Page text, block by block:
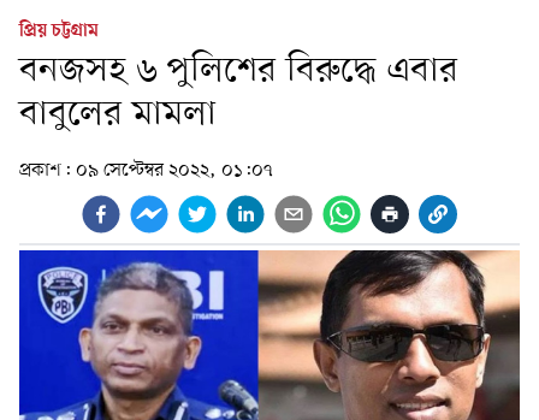
প্রিয় চট্টগ্রাম
বনজসহ ৬ পুলিশের বিরুদ্ধে এবার
বাবুলের মামলা
প্রকাশ: ০৯ সেপ্টেম্বর ২০২২, ০১:০৭